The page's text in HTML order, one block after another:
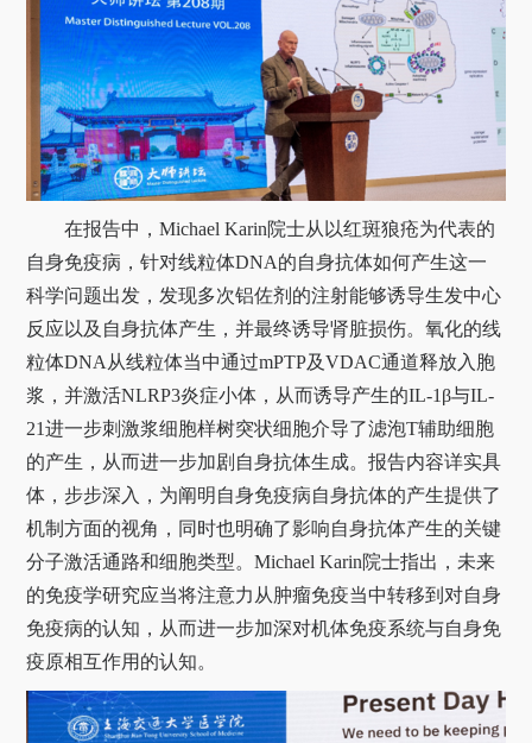
在报告中，Michael Karin院士从以红斑狼疮为代表的
自身免疫病，针对线粒体DNA的自身抗体如何产生这一
科学问题出发，发现多次铝佐剂的注射能够诱导生发中心
反应以及自身抗体产生，并最终诱导肾脏损伤。氧化的线
粒体DNA 从线粒体当中通过mPTP及VDAC通道释放入胞
浆，并激活NLRP3炎症小体，从而诱导产生的IL-1β与IL-
21进一步刺激浆细胞样树突状细胞介导了滤泡T辅助细胞
的产生，从而进一步加剧自身抗体生成。报告内容详实具
体，步步深入，为阐明自身免疫病自身抗体的产生提供了
机制方面的视角，同时也明确了影响自身抗体产生的关键
分子激活通路和细胞类型。Michael Karin院士指出，未来
的免疫学研究应当将注意力从肿瘤免疫当中转移到对自身
免疫病的认知，从而进一步加深对机体免疫系统与自身免
疫原相互作用的认知。